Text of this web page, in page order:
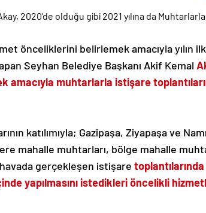
2020’de olduğu gibi 2021 yılına da
önceliklerini belirlemek amacıyla yılın
Seyhan Belediye Başkanı Akif Kemal
muhtarlarla istişare
katılımıyla; Gazipaşa, Ziyapaşa ve
mahalle muhtarları, bölge mahalle
gerçekleşen istişare
yapılmasını istedikleri öncelikli